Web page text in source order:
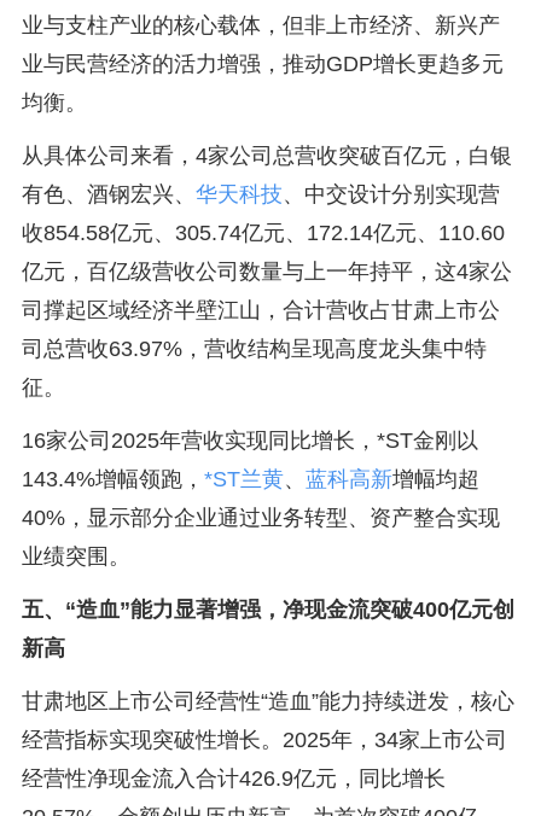
业与支柱产业的核心载体，但非上市经济、新兴产
业与民营经济的活力增强，推动GDP增长更趋多元
均衡。
从具体公司来看，4家公司总营收突破百亿元，白银
有色、酒钢宏兴、 华天科技、中交设计分别实现营
收854.58亿元、305.74亿元、172.14亿元、110.60
亿元，百亿级营收公司数量与上一年持平，这4家公
司撑起区域经济半壁江山，合计营收占甘肃上市公
司总营收63.97%，营收结构呈现高度龙头集中特
征。
16家公司2025年营收实现同比增长，*ST金刚以
143.4%增幅领跑， *ST兰黄、 蓝科高新增幅均超
40%，显示部分企业通过业务转型、资产整合实现
业绩突围。
五、“造血”能力显著增强，净现金流突破400亿元创
新高
甘肃地区上市公司经营性“造血”能力持续迸发，核心
经营指标实现突破性增长。2025年，34家上市公司
经营性净现金流入合计426.9亿元，同比增长